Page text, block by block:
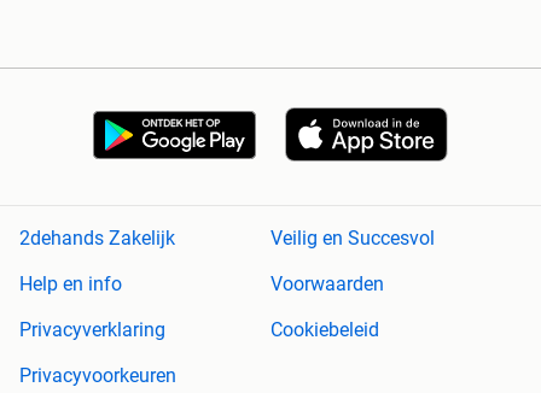
2dehands Zakelijk
Veilig en Succesvol
Help en info
Voorwaarden
Privacyverklaring
Cookiebeleid
Privacyvoorkeuren